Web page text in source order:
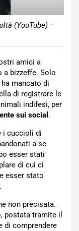
(YouTube) –
amici a
a bizzeffe. Solo
mancato di
di registrare le
indifesi, per
sui social .
i cuccioli di
a se
esser stati
di cui ci
esser stato
non precisata.
postata tramite il
di comprendere